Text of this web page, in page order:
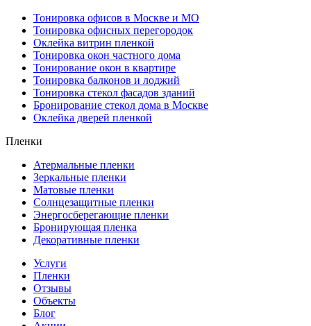
Тонировка офисов в Москве и МО
Тонировка офисных перегородок
Оклейка витрин пленкой
Тонировка окон частного дома
Тонирование окон в квартире
Тонировка балконов и лоджий
Тонировка стекол фасадов зданий
Бронирование стекол дома в Москве
Оклейка дверей пленкой
Пленки
Атермальные пленки
Зеркальные пленки
Матовые пленки
Солнцезащитные пленки
Энергосберегающие пленки
Бронирующая пленка
Декоративные пленки
Услуги
Пленки
Отзывы
Объекты
Блог